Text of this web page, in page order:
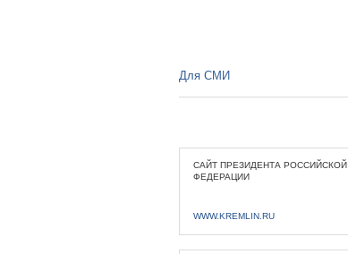
Для СМИ
САЙТ ПРЕЗИДЕНТА РОССИЙСКОЙ
ФЕДЕРАЦИИ
WWW.KREMLIN.RU